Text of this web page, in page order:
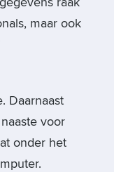
maar ook
Daarnaast
voor
onder het